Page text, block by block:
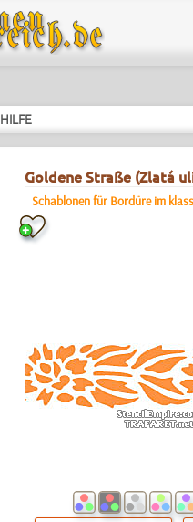
HILFE |
Goldene Straße (Zlatá
Schablonen für Bordüre im